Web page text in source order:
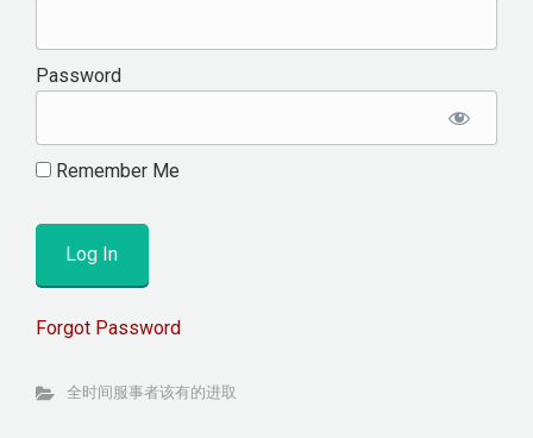
Password
Remember Me
Forgot Password
全时间服事者该有的进取